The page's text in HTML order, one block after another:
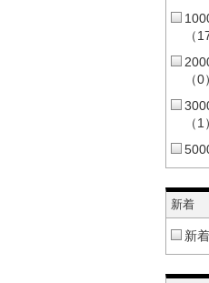
（
（0）
（1）
新着
新